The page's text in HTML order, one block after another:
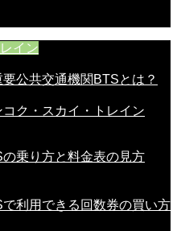
イン
公共交通機関BTSとは？
ク・スカイ・トレイン
乗り方と料金表の見方
利用できる回数券の買い方